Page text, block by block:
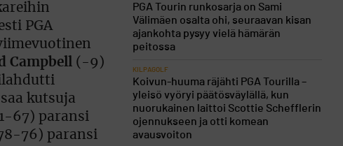
PGA
Campbell (-9)
kutsuja
67) paransi
76) paransi
PGA Tourin runkosarja on Sami
Välimäen osalta ohi, seuraavan kisan
ajankohta pysyy vielä hämärän
peitossa
KILPAGOLF
Koivun-huuma räjähti PGA Tourilla –
yleisö vyöryi päätösväylällä, kun
nuorukainen laittoi Scottie Schefflerin
ojennukseen ja otti komean
avausvoiton